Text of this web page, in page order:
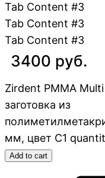
Tab Content #3
Tab Content #3
Tab Content #3
3400 руб.
Zirdent PMMA
заготовка из
мм, цвет C1
Add to cart